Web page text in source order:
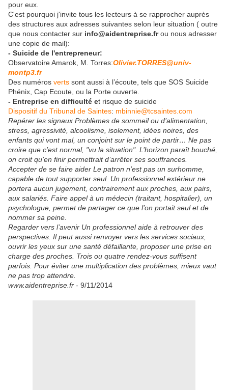
pour eux.
C'est pourquoi j'invite tous les lecteurs à se rapprocher auprès
des structures aux adresses suivantes selon leur situation ( outre
que nous contacter sur info@aidentreprise.frou nous adresser
une copie de mail):
- Suicide de l'entrepreneur:
Observatoire Amarok, M. Torres:Olivier.TORRES@univ-
montp3.fr
Des numéros verts sont aussi à l’écoute, tels que SOS Suicide
Phénix, Cap Ecoute, ou la Porte ouverte.
- Entreprise en difficulté et risque de suicide
Dispositif du Tribunal de Saintes: mbinnie@tcsaintes.com
Repérer les signaux Problèmes de sommeil ou d’alimentation,
stress, agressivité, alcoolisme, isolement, idées noires, des
enfants qui vont mal, un conjoint sur le point de partir… Ne pas
croire que c’est normal, "vu la situation". L’horizon paraît bouché,
on croit qu’en finir permettrait d’arrêter ses souffrances.
Accepter de se faire aider Le patron n’est pas un surhomme,
capable de tout supporter seul. Un professionnel extérieur ne
portera aucun jugement, contrairement aux proches, aux pairs,
aux salariés. Faire appel à un médecin (traitant, hospitalier), un
psychologue, permet de partager ce que l’on portait seul et de
nommer sa peine.
Regarder vers l’avenir Un professionnel aide à retrouver des
perspectives. Il peut aussi renvoyer vers les services sociaux,
ouvrir les yeux sur une santé défaillante, proposer une prise en
charge des proches. Trois ou quatre rendez-vous suffisent
parfois. Pour éviter une multiplication des problèmes, mieux vaut
ne pas trop attendre.
www.aidentreprise.fr - 9/11/2014